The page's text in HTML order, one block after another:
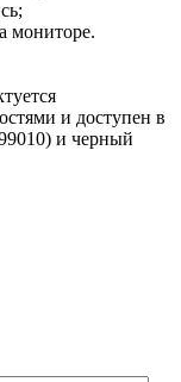
мониторе.
и доступен в
и черный